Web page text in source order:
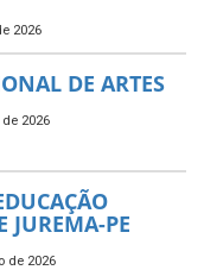
2026
DE ARTES
2026
JUREMA-PE
de 2026